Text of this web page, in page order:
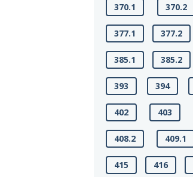
370.1 370.2
377.1 377.2
385.1 385.2
393 394
402 403
408.2 409.1
415 416